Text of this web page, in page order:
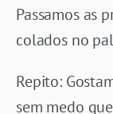
Passamos as
colados no
Repito:
sem medo